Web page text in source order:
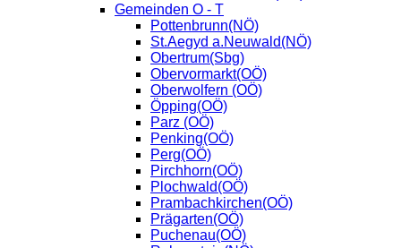
Gemeinden O - T
Pottenbrunn(NÖ)
St.Aegyd a.Neuwald(NÖ)
Obertrum(Sbg)
Obervormarkt(OÖ)
Oberwolfern (OÖ)
Öpping(OÖ)
Parz (OÖ)
Penking(OÖ)
Perg(OÖ)
Pirchhorn(OÖ)
Plochwald(OÖ)
Prambachkirchen(OÖ)
Prägarten(OÖ)
Puchenau(OÖ)